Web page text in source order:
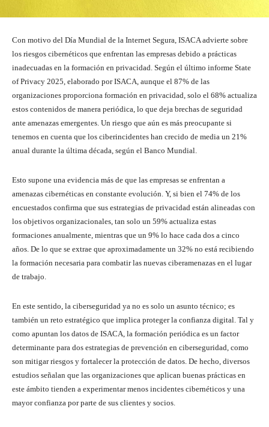
Con motivo del Día Mundial de la Internet Segura, ISACA advierte sobre
los riesgos cibernéticos que enfrentan las empresas debido a prácticas
inadecuadas en la formación en privacidad. Según el último informe State
of Privacy 2025, elaborado por ISACA, aunque el 87% de las
organizaciones proporciona formación en privacidad, solo el 68% actualiza
estos contenidos de manera periódica, lo que deja brechas de seguridad
ante amenazas emergentes. Un riesgo que aún es más preocupante si
tenemos en cuenta que los ciberincidentes han crecido de media un 21%
anual durante la última década, según el Banco Mundial.
Esto supone una evidencia más de que las empresas se enfrentan a
amenazas cibernéticas en constante evolución. Y, si bien el 74% de los
encuestados confirma que sus estrategias de privacidad están alineadas con
los objetivos organizacionales, tan solo un 59% actualiza estas
formaciones anualmente, mientras que un 9% lo hace cada dos a cinco
años. De lo que se extrae que aproximadamente un 32% no está recibiendo
la formación necesaria para combatir las nuevas ciberamenazas en el lugar
de trabajo.
En este sentido, la ciberseguridad ya no es solo un asunto técnico; es
también un reto estratégico que implica proteger la confianza digital. Tal y
como apuntan los datos de ISACA, la formación periódica es un factor
determinante para dos estrategias de prevención en ciberseguridad, como
son mitigar riesgos y fortalecer la protección de datos. De hecho, diversos
estudios señalan que las organizaciones que aplican buenas prácticas en
este ámbito tienden a experimentar menos incidentes cibernéticos y una
mayor confianza por parte de sus clientes y socios.